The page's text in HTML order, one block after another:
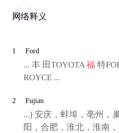
网络释义
1 Ford
... 丰 田TOYOTA 福 特
ROYCE ...
2 Fujian
...) 安庆，蚌埠，亳州，
阳，合肥，淮北，淮南